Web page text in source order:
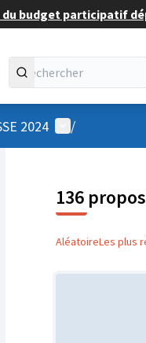
budget participatif
2024 Menu utilisateur
/
136
AléatoireLes plus